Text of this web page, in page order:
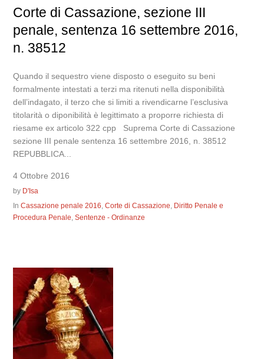
Corte di Cassazione, sezione III
penale, sentenza 16 settembre 2016,
n. 38512
Quando il sequestro viene disposto o eseguito su beni
formalmente intestati a terzi ma ritenuti nella disponibilità
dell’indagato, il terzo che si limiti a rivendicarne l’esclusiva
titolarità o diponibilità è legittimato a proporre richiesta di
riesame ex articolo 322 cpp Suprema Corte di Cassazione
sezione III penale sentenza 16 settembre 2016, n. 38512
REPUBBLICA...
4 Ottobre 2016
by D'Isa
InCassazione penale 2016,Corte di Cassazione, Diritto Penale e
Procedura Penale,Sentenze - Ordinanze